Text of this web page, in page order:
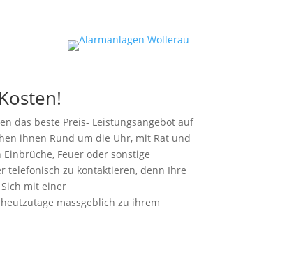
das beste Preis- Leistungsangebot auf
ihnen Rund um die Uhr, mit Rat und
Feuer oder sonstige
telefonisch zu kontaktieren, denn Ihre
mit einer
massgeblich zu ihrem